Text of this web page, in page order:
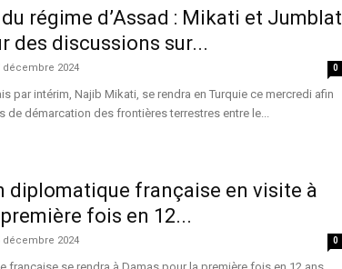
régime d’Assad : Mikati et Jumblat
des discussions sur...
décembre 2024 0
par intérim, Najib Mikati, se rendra en Turquie ce mercredi afin
de démarcation des frontières terrestres entre le...
diplomatique française en visite à
fois en 12...
décembre 2024 0